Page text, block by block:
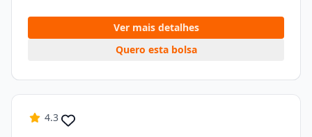
Ver mais detalhes
Quero esta bolsa
4.3